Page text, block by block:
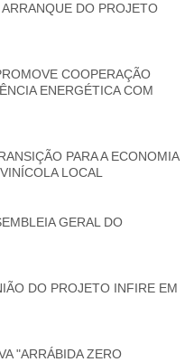
DO PROJETO
COOPERAÇÃO
ENERGÉTICA COM
PARA A ECONOMIA
LOCAL
GERAL DO
DO PROJETO INFIRE EM
"ARRÁBIDA ZERO